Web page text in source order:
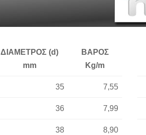
ΔΙΑΜΕΤΡΟΣ (d)
mm
ΒΑΡΟΣ
Kg/m
35 7,55
36 7,99
38 8,90